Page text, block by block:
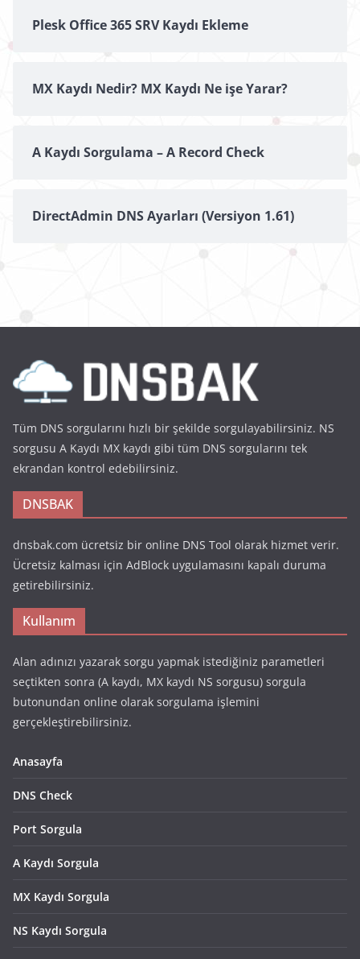
Plesk Office 365 SRV Kaydı Ekleme
MX Kaydı Nedir? MX Kaydı Ne işe Yarar?
A Kaydı Sorgulama – A Record Check
DirectAdmin DNS Ayarları (Versiyon 1.61)
Tüm DNS sorgularını hızlı bir şekilde sorgulayabilirsiniz. NS
sorgusu A Kaydı MX kaydı gibi tüm DNS sorgularını tek
ekrandan kontrol edebilirsiniz.
DNSBAK
dnsbak.com ücretsiz bir online DNS Tool olarak hizmet verir.
Ücretsiz kalması için AdBlock uygulamasını kapalı duruma
getirebilirsiniz.
Kullanım
Alan adınızı yazarak sorgu yapmak istediğiniz parametleri
seçtikten sonra (A kaydı, MX kaydı NS sorgusu) sorgula
butonundan online olarak sorgulama işlemini
gerçekleştirebilirsiniz.
Anasayfa
DNS Check
Port Sorgula
A Kaydı Sorgula
MX Kaydı Sorgula
NS Kaydı Sorgula